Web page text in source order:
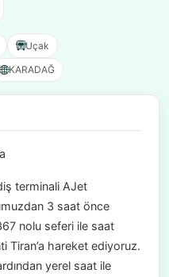
Uçak
KARADAĞ
terminali AJet
3 saat önce
nolu seferi ile saat
Tiran’a hareket ediyoruz.
yerel saat ile